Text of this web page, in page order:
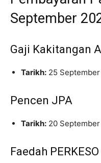
September
Gaji Kakitangan
Tarikh: 25
Pencen JPA
Tarikh: 20
Faedah PERKESO